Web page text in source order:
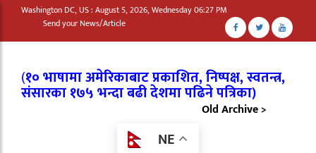
Washington DC, US : August 5, 2026, Wednesday 06:27 PM
Send your News/Article
(१० भाषामा अमेरिकाबाट प्रकाशित, निष्पक्ष, स्वतन्त्र,
संसारका १७५ भन्दा बढी देशमा पढिने पत्रिका)
Old Archive >
NE